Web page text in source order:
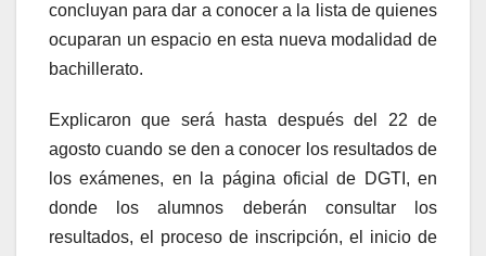
concluyan para dar a conocer a la lista de quienes
ocuparan un espacio en esta nueva modalidad de
bachillerato.
Explicaron que será hasta después del 22 de
agosto cuando se den a conocer los resultados de
los exámenes, en la página oficial de DGTI, en
donde los alumnos deberán consultar los
resultados, el proceso de inscripción, el inicio de